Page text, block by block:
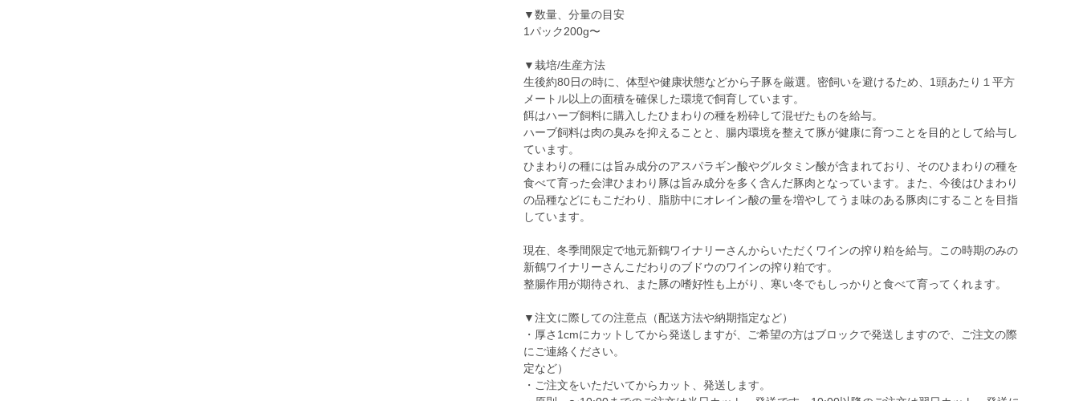
▼数量、分量の目安
1パック200g〜
▼栽培/生産方法
生後約80日の時に、体型や健康状態などから子豚を厳選。密飼いを避けるため、1頭あたり１平方
メートル以上の面積を確保した環境で飼育しています。
餌はハーブ飼料に購入したひまわりの種を粉砕して混ぜたものを給与。
ハーブ飼料は肉の臭みを抑えることと、腸内環境を整えて豚が健康に育つことを目的として給与し
ています。
ひまわりの種には旨み成分のアスパラギン酸やグルタミン酸が含まれており、そのひまわりの種を
食べて育った会津ひまわり豚は旨み成分を多く含んだ豚肉となっています。また、今後はひまわり
の品種などにもこだわり、脂肪中にオレイン酸の量を増やしてうま味のある豚肉にすることを目指
しています。
現在、冬季間限定で地元新鶴ワイナリーさんからいただくワインの搾り粕を給与。この時期のみの
新鶴ワイナリーさんこだわりのブドウのワインの搾り粕です。
整腸作用が期待され、また豚の嗜好性も上がり、寒い冬でもしっかりと食べて育ってくれます。
▼注文に際しての注意点（配送方法や納期指定など）
・厚さ1cmにカットしてから発送しますが、ご希望の方はブロックで発送しますので、ご注文の際
にご連絡ください。
定など）
・ご注文をいただいてからカット、発送します。